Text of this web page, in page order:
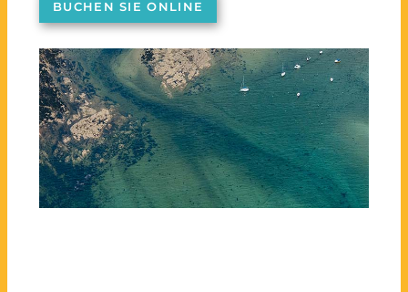
BUCHEN SIE ONLINE